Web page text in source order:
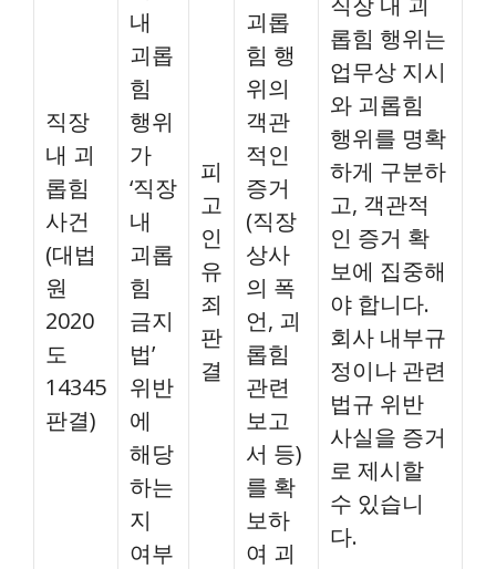
직장
내 괴
롭힘
사건
(대법
원
2020
도
14345
판결)
내
괴롭
힘
행위
가
‘직장
내
괴롭
힘
금지
법’
위반
에
해당
하는
지
여부
피
고
인
유
죄
판
결
괴롭
힘 행
위의
객관
적인
증거
(직장
상사
의 폭
언, 괴
롭힘
관련
보고
서 등)
를 확
보하
여 괴
롭힘 행위는
업무상 지시
와 괴롭힘
행위를 명확
하게 구분하
고, 객관적
인 증거 확
보에 집중해
야 합니다.
회사 내부규
정이나 관련
법규 위반
사실을 증거
로 제시할
수 있습니
다.